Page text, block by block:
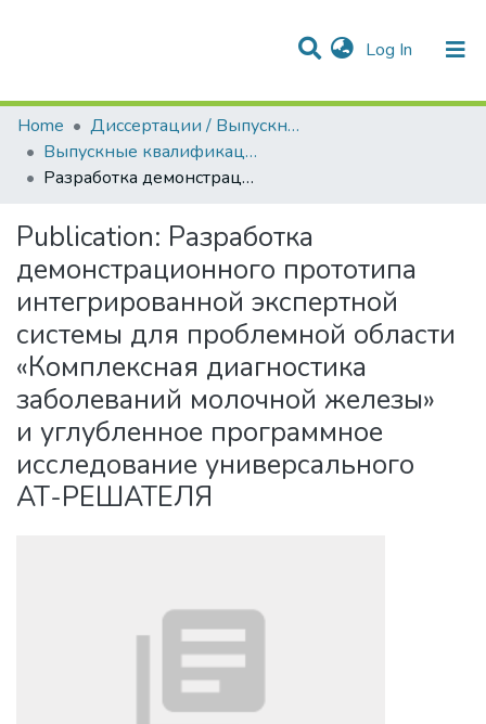
Log In (current)
Communities & Collections
Statistics
All of DSpace
Home
Диссертации / Выпускные квалификационные работы
Выпускные квалификационные работы
Разработка демонстрационного прототипа интегрированной экспертной системы для проблемной области «Комплексная диагностика заболеваний молочной железы» и углубленное программное исследование универсального АТ-РЕШАТЕЛЯ
Publication: Разработка
демонстрационного прототипа
интегрированной экспертной
системы для проблемной области
«Комплексная диагностика
заболеваний молочной железы»
и углубленное программное
исследование универсального
АТ-РЕШАТЕЛЯ